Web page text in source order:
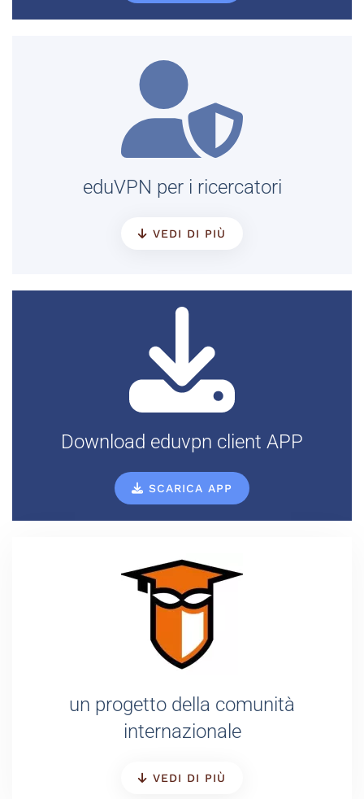
eduVPN per i ricercatori
VEDI DI PIÙ
Download eduvpn client APP
SCARICA APP
un progetto della comunità
internazionale
VEDI DI PIÙ